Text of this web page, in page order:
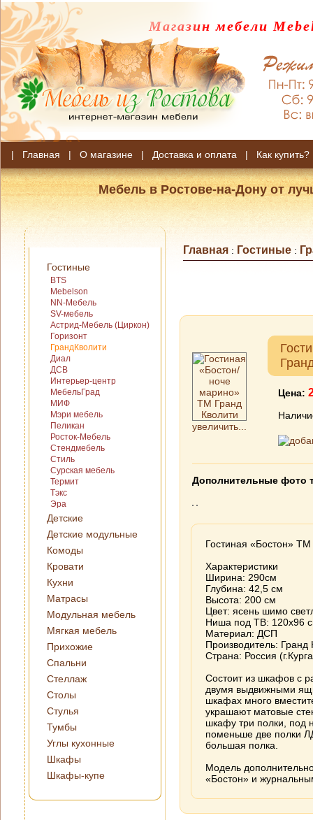
Магазин мебели
| Главная | О магазине | Доставка и оплата | Как купить?
Мебель в Ростове-на-Дону от
Гостиные
BTS
Mebelson
NN-Мебель
SV-мебель
Астрид-Мебель (Циркон)
Горизонт
ГрандКволити
Диал
ДСВ
Интерьер-центр
МебельГрад
МИФ
Мэри мебель
Пеликан
Росток-Мебель
Стендмебель
Стиль
Сурская мебель
Термит
Тэкс
Эра
Детские
Детские модульные
Комоды
Кровати
Кухни
Матрасы
Модульная мебель
Мягкая мебель
Прихожие
Спальни
Стеллаж
Столы
Стулья
Тумбы
Углы кухонные
Шкафы
Шкафы-купе
Главная : Гостиные :
увеличить...
Цена:
Дополнительные фото
Гостиная «Бостон»
Характеристики
Ширина: 290см
Глубина: 42,5 см
Высота: 200 см
Цвет: ясень шимо
Ниша под ТВ: 120х96
Материал: ДСП
Производитель: Гранд
Страна: Россия
Состоит из шкафов с
двумя выдвижными
шкафах много
украшают матовые
шкафу три полки,
поменьше две полки
большая полка.
Модель
«Бостон» и